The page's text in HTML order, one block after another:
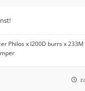
Philos x I200D burrs x